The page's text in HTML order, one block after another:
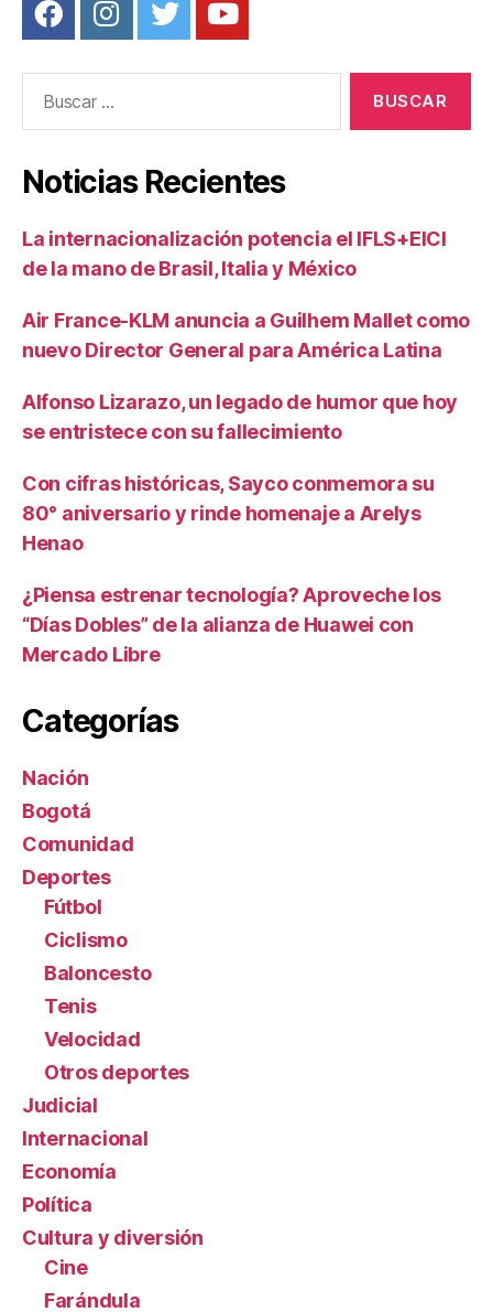
Noticias Recientes
La internacionalización potencia el IFLS+EICI
de la mano de Brasil, Italia y México
Air France-KLM anuncia a Guilhem Mallet como
nuevo Director General para América Latina
Alfonso Lizarazo, un legado de humor que hoy
se entristece con su fallecimiento
Con cifras históricas, Sayco conmemora su
80° aniversario y rinde homenaje a Arelys
Henao
¿Piensa estrenar tecnología? Aproveche los
“Días Dobles” de la alianza de Huawei con
Mercado Libre
Categorías
Nación
Bogotá
Comunidad
Deportes
Fútbol
Ciclismo
Baloncesto
Tenis
Velocidad
Otros deportes
Judicial
Internacional
Economía
Política
Cultura y diversión
Cine
Farándula